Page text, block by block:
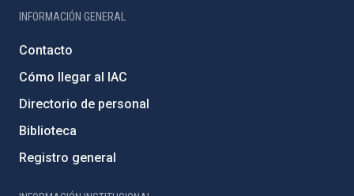
INFORMACIÓN GENERAL
Contacto
Cómo llegar al IAC
Directorio de personal
Biblioteca
Registro general